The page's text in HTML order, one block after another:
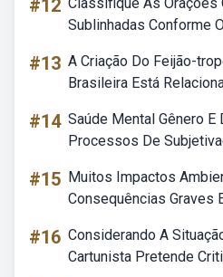
#12
Sublinhadas Conforme
#13 A Criação Do Feijão-
Brasileira Está
#14 Saúde Mental Gênero
Processos De
#15 Muitos Impactos
Consequências Graves
#16 Considerando A
Cartunista Pretende